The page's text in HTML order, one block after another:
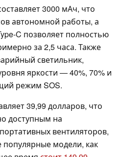
3000 мАч, что
автономной работы, а
C позволяет полностью
за 2,5 часа. Также
светильник,
яркости — 40%, 70% и
режим SOS.
39,99 долларов, что
доступным на
вентиляторов,
популярные модели, как